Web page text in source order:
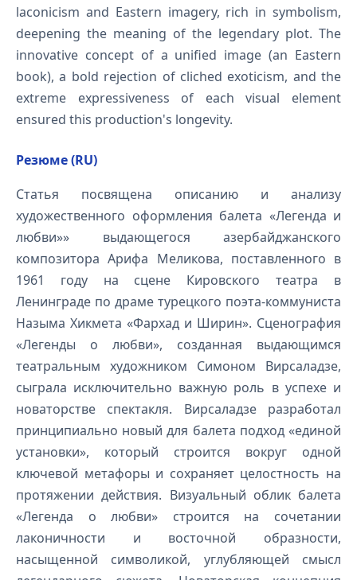
laconicism and Eastern imagery, rich in symbolism,
deepening the meaning of the legendary plot. The
innovative concept of a unified image (an Eastern
book), a bold rejection of cliched exoticism, and the
extreme expressiveness of each visual element
ensured this production's longevity.
Резюме (RU)
Статья посвящена описанию и анализу
художественного оформления балета «Легенда и
любви»» выдающегося азербайджанского
композитора Арифа Меликова, поставленного в
1961 году на сцене Кировского театра в
Ленинграде по драме турецкого поэта-коммуниста
Назыма Хикмета «Фархад и Ширин». Сценография
«Легенды о любви», созданная выдающимся
театральным художником Симоном Вирсаладзе,
сыграла исключительно важную роль в успехе и
новаторстве спектакля. Вирсаладзе разработал
принципиально новый для балета подход «единой
установки», который строится вокруг одной
ключевой метафоры и сохраняет целостность на
протяжении действия. Визуальный облик балета
«Легенда о любви» строится на сочетании
лаконичности и восточной образности,
насыщенной символикой, углубляющей смысл